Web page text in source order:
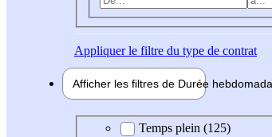
Appliquerle filtre du type de contrat
Afficher les filtres de Durée hebdo
Durée hebdomadaire
Temps plein (125)